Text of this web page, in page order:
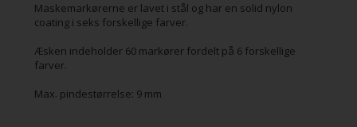
Maskemarkørerne er lavet i stål og har en solid nylon
coating i seks forskellige farver.
Æsken indeholder 60 markører fordelt på 6 forskellige
farver.
Max. pindestørrelse: 9 mm